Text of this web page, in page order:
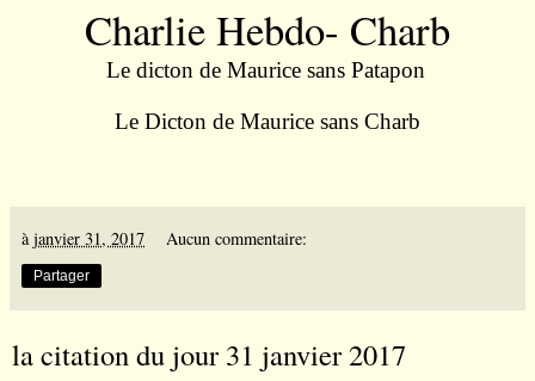
Charlie Hebdo- Charb
Le dicton de Maurice sans Patapon
Le Dicton de Maurice sans Charb
àjanvier 31, 2017 Aucun commentaire:
Partager
la citation du jour 31 janvier 2017